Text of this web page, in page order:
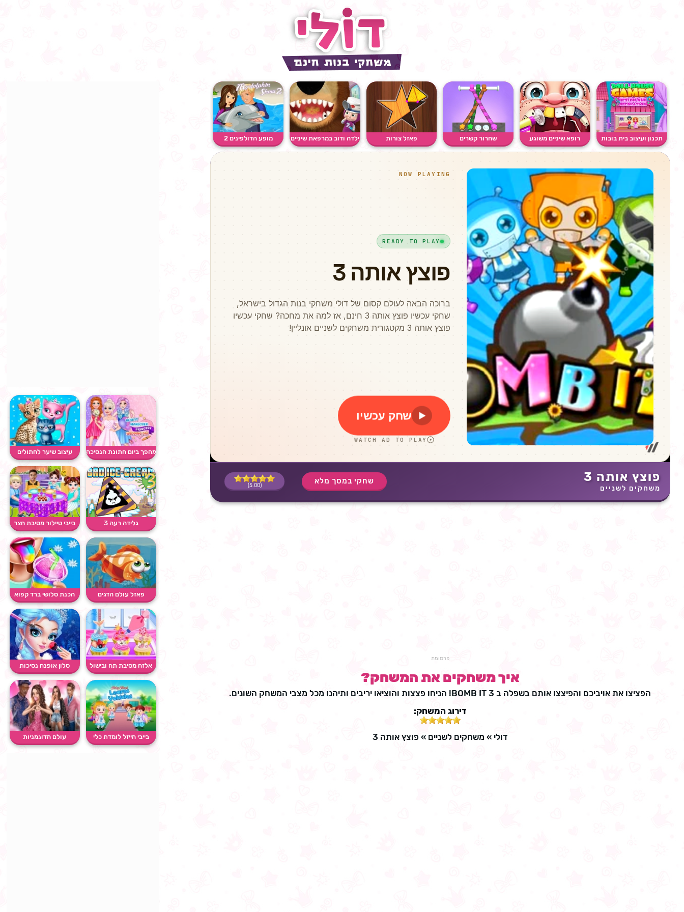
תכנון ועיצוב בית בובות רופא שיניים משוגע שחרור קשרים פאזל צורות ילדה ודוב במרפאת שיניים מופע הדולפינים 2
פוצץ אותה 3
משחקים לשניים
שחקי במסך מלא (5.00)
פרסומת
איך משחקים את המשחק?
הפציצו את אויביכם והפיצצו אותם בשפלה ב BOMB IT 3! הניחו פצצות והוציאו יריבים ותיהנו מכל מצבי המשחק השונים.
דירוג המשחק:
דולי » משחקים לשניים » פוצץ אותה 3
מהפך ביום חתונת הנסיכה עיצוב שיער לחתולים
גלידה רעה 3 בייבי טיילור מסיבת חצר
פאזל עולם הדגים הכנת סלושי ברד קפוא
אלזה מסיבת תה ובישול סלון אופנה נסיכות
בייבי הייזל לומדת כלי
רכ�...
עולם הדוגמניות